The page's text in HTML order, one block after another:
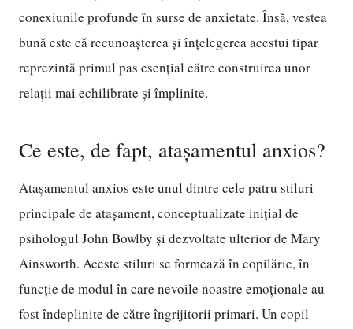
conexiunile profunde în surse de anxietate. Însă, vestea
bună este că recunoașterea și înțelegerea acestui tipar
reprezintă primul pas esențial către construirea unor
relații mai echilibrate și împlinite.
Ce este, de fapt, atașamentul anxios?
Atașamentul anxios este unul dintre cele patru stiluri
principale de atașament, conceptualizate inițial de
psihologul John Bowlby și dezvoltate ulterior de Mary
Ainsworth. Aceste stiluri se formează în copilărie, în
funcție de modul în care nevoile noastre emoționale au
fost îndeplinite de către îngrijitorii primari. Un copil